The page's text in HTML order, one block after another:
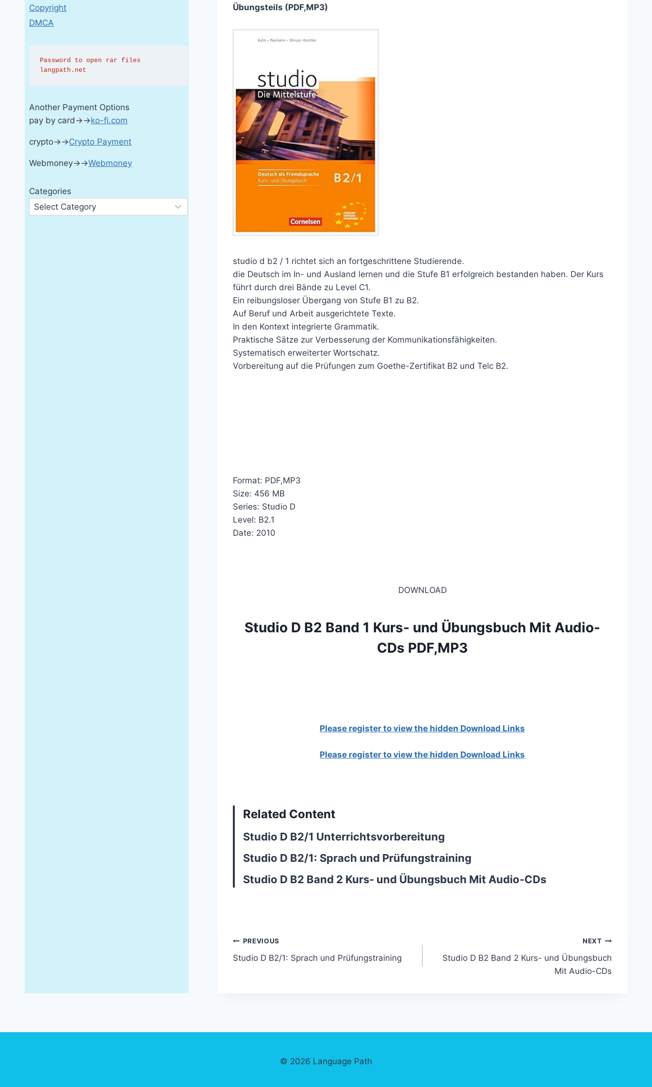
Übungsteils (PDF,MP3)
studio d b2 / 1 richtet sich an fortgeschrittene Studierende.
die Deutsch im In- und Ausland lernen und die Stufe B1 erfolgreich bestanden haben. Der Kurs
führt durch drei Bände zu Level C1.
Ein reibungsloser Übergang von Stufe B1 zu B2.
Auf Beruf und Arbeit ausgerichtete Texte.
In den Kontext integrierte Grammatik.
Praktische Sätze zur Verbesserung der Kommunikationsfähigkeiten.
Systematisch erweiterter Wortschatz.
Vorbereitung auf die Prüfungen zum Goethe-Zertifikat B2 und Telc B2.
Format: PDF,MP3
Size: 456 MB
Series: Studio D
Level: B2.1
Date: 2010
DOWNLOAD
Studio D B2 Band 1 Kurs- und Übungsbuch Mit Audio-
CDs PDF,MP3
Please register to view the hidden Download Links
Please register to view the hidden Download Links
Related Content
Studio D B2/1 Unterrichtsvorbereitung
Studio D B2/1: Sprach und Prüfungstraining
Studio D B2 Band 2 Kurs- und Übungsbuch Mit Audio-CDs
Post
navigation
PREVIOUS
Studio D B2/1: Sprach und Prüfungstraining
NEXT
Studio D B2 Band 2 Kurs- und Übungsbuch
Mit Audio-CDs
Copyright
DMCA
Password to open rar files
langpath.net
Another Payment Options
pay by card→→ko-fi.com
crypto→→Crypto Payment
Webmoney→→Webmoney
Categories
© 2026 Language Path